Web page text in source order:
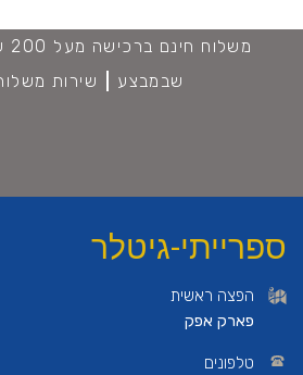
שבמבצע
שירות
ספרייתי-גיטלר
הפצה ראשית
פארק אפק
טלפונים